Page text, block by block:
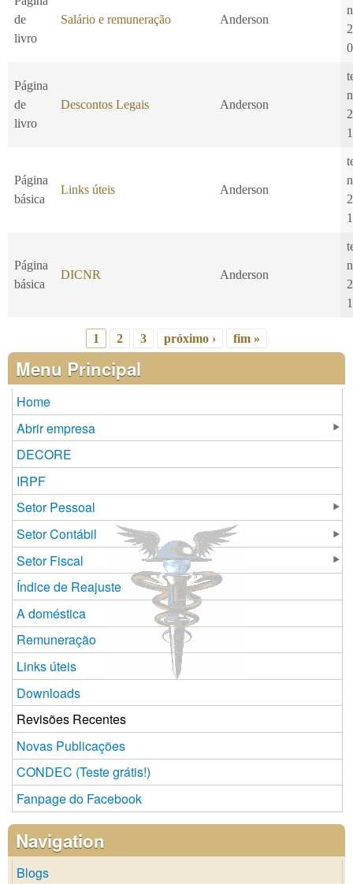
de
livro
Salário e remuneração Anderson
Página
de
livro
Descontos Legais Anderson
Página
básica
Links úteis Anderson
Página
básica
DICNR Anderson
Páginas
1 2 3 próximo › fim »
Menu Principal
Home
Abrir empresa
DECORE
IRPF
Setor Pessoal
Setor Contábil
Setor Fiscal
Índice de Reajuste
A doméstica
Remuneração
Links úteis
Downloads
Revisões Recentes
Novas Publicações
CONDEC (Teste grátis!)
Fanpage do Facebook
Navigation
Blogs